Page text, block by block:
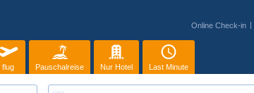
Online Check-in
flug Pauschalreise Nur Hotel Last Minute